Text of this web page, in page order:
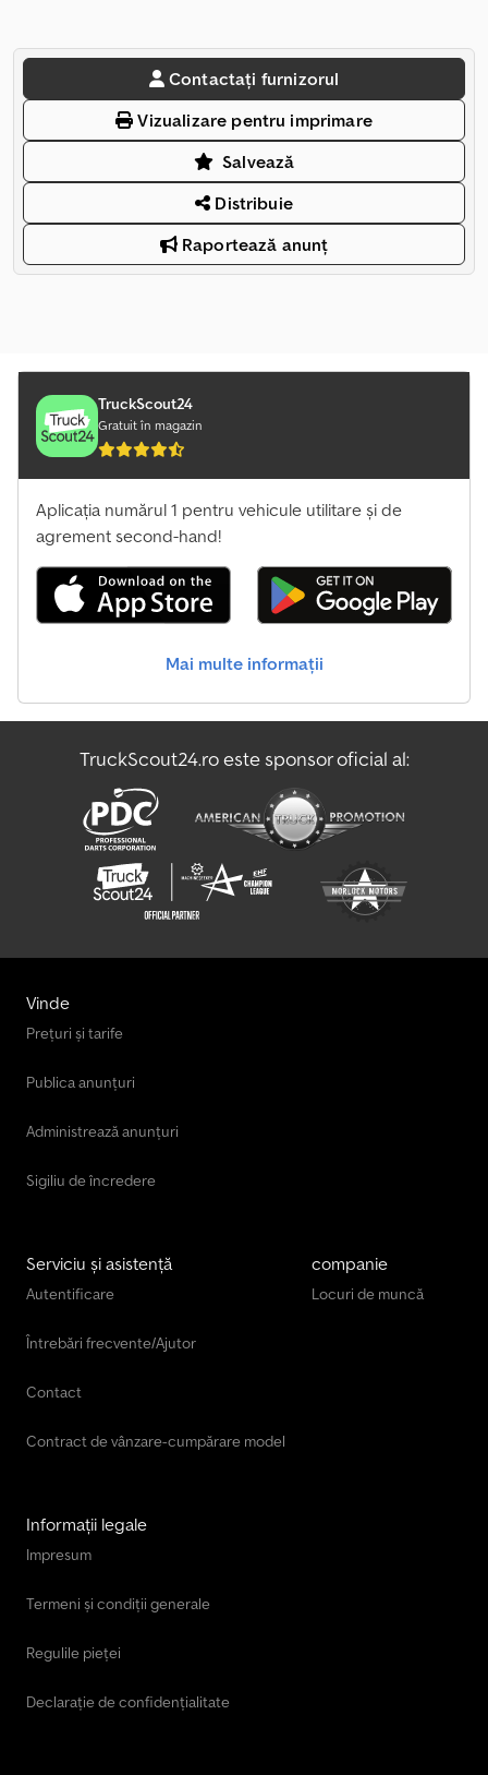
Contactați furnizorul
Vizualizare pentru imprimare
Salvează
Distribuie
Raportează anunț
TruckScout24
Gratuit în magazin
Aplicația numărul 1 pentru vehicule utilitare și de
agrement second-hand!
Mai multe informații
TruckScout24.ro este sponsor oficial al:
Vinde
Prețuri și tarife
Publica anunțuri
Administrează anunțuri
Sigiliu de încredere
Serviciu și asistență
Autentificare
Întrebări frecvente/Ajutor
Contact
Contract de vânzare-cumpărare model
companie
Locuri de muncă
Informații legale
Impresum
Termeni și condiții generale
Regulile pieței
Declarație de confidențialitate